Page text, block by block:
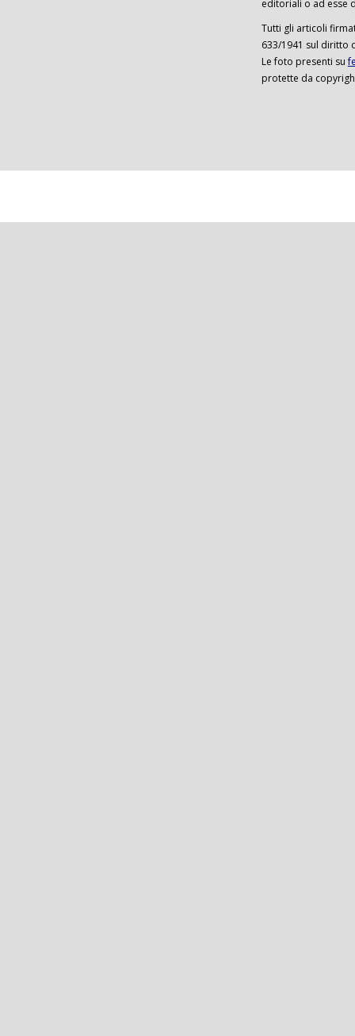
editoriali o ad esse
Tutti gli articoli
633/1941 sul diritto
Le foto presenti su
protette da